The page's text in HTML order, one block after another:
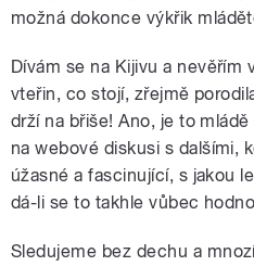
možná dokonce výkřik
Dívám se na Kijivu a nevěřím
vteřin, co stojí, zřejmě
drží na břiše! Ano, je to
na webové diskusi s dalšími,
úžasné a fascinující, s jakou
dá-li se to takhle vůbec
Sledujeme bez dechu a